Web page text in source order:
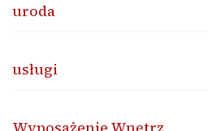
uroda
usługi